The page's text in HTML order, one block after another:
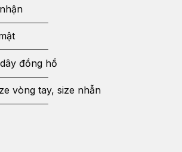
đồng hồ
vòng tay, size nhẫn